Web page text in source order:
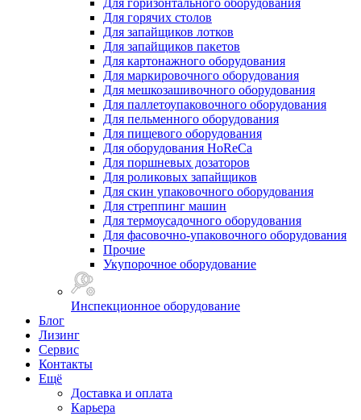
Для горизонтального оборудования
Для горячих столов
Для запайщиков лотков
Для запайщиков пакетов
Для картонажного оборудования
Для маркировочного оборудования
Для мешкозашивочного оборудования
Для паллетоупаковочного оборудования
Для пельменного оборудования
Для пищевого оборудования
Для оборудования HoReCa
Для поршневых дозаторов
Для роликовых запайщиков
Для скин упаковочного оборудования
Для стреппинг машин
Для термоусадочного оборудования
Для фасовочно-упаковочного оборудования
Прочие
Укупорочное оборудование
Инспекционное оборудование
Блог
Лизинг
Сервис
Контакты
Ещё
Доставка и оплата
Карьера